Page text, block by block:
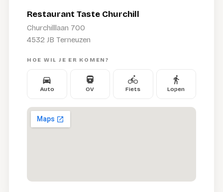
Restaurant Taste Churchill
Churchilllaan 700
4532 JB Terneuzen
HOE WIL JE ER KOMEN?
Auto OV Fiets Lopen